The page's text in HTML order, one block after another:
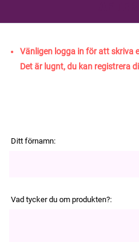
Vänligen logga in för att skriva
Det är lugnt, du kan registrera
Ditt förnamn:
Vad tycker du om produkten?: